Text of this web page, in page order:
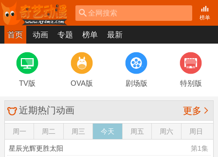
全网搜索
榜单
首页 动画 专题 榜单 最新
TV版 OVA版 剧场版 特别版
 近期热门动画 更多
周一 周二 周三 今天 周五 周六 周日
星辰光辉更胜太阳
第1集